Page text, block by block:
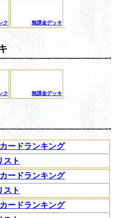
ク 無課金デッキ
ク 無課金デッキ
ードランキング
スト
ードランキング
スト
ードランキング